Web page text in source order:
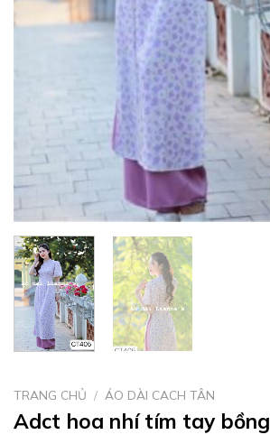
TRANG CHỦ / ÁO DÀI CACH TÂN
Adct hoa nhí tím tay bồng